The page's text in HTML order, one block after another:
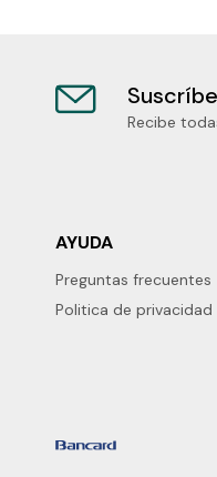
Recibe
AYUDA
Preguntas frecuentes
Politica de privacidad